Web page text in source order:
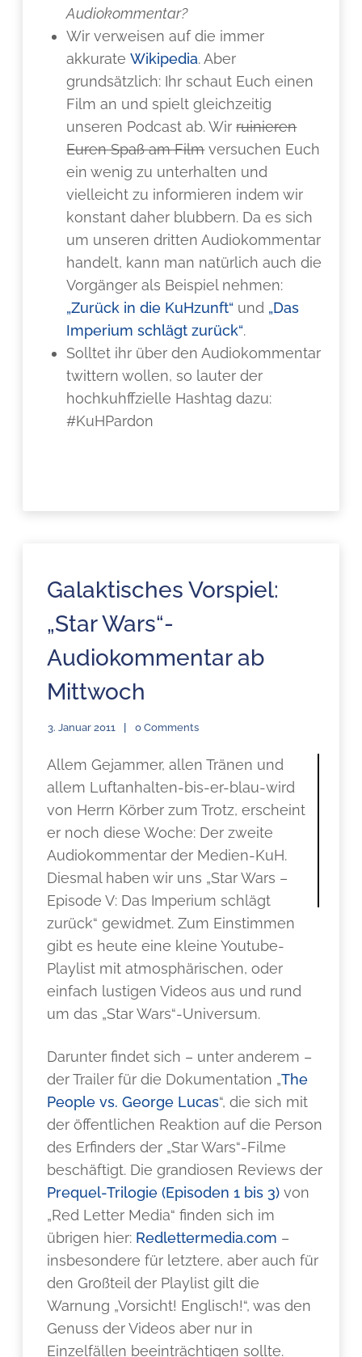
Audiokommentar?
Wir verweisen auf die immer
akkurateWikipedia. Aber
grundsätzlich: Ihr schaut Euch einen
Film an und spielt gleichzeitig
unseren Podcast ab. Wirruinieren
Euren Spaß am Filmversuchen Euch
ein wenig zu unterhalten und
vielleicht zu informieren indem wir
konstant daher blubbern. Da es sich
um unseren dritten Audiokommentar
handelt, kann man natürlich auch die
Vorgänger als Beispiel nehmen:
„Zurück in die KuHzunft“ und „Das
Imperium schlägt zurück“.
Solltet ihr über den Audiokommentar
twittern wollen, so lauter der
hochkuhffzielle Hashtag dazu:
#KuHPardon
Galaktisches Vorspiel:
„Star Wars“-
Audiokommentar ab
Mittwoch
3. Januar 2011 0 Comments
Allem Gejammer, allen Tränen und
allem Luftanhalten-bis-er-blau-wird
von Herrn Körber zum Trotz, erscheint
er noch diese Woche: Der zweite
Audiokommentar der Medien-KuH.
Diesmal haben wir uns „Star Wars –
Episode V: Das Imperium schlägt
zurück“ gewidmet. Zum Einstimmen
gibt es heute eine kleine Youtube-
Playlist mit atmosphärischen, oder
einfach lustigen Videos aus und rund
um das „Star Wars“-Universum.
Darunter findet sich – unter anderem –
der Trailer für die Dokumentation „The
People vs. George Lucas“, die sich mit
der öffentlichen Reaktion auf die Person
des Erfinders der „Star Wars“-Filme
beschäftigt. Die grandiosen Reviews der
Prequel-Trilogie (Episoden 1 bis 3) von
„Red Letter Media“ finden sich im
übrigen hier: Redlettermedia.com –
insbesondere für letztere, aber auch für
den Großteil der Playlist gilt die
Warnung „Vorsicht! Englisch!“, was den
Genuss der Videos aber nur in
Einzelfällen beeinträchtigen sollte.